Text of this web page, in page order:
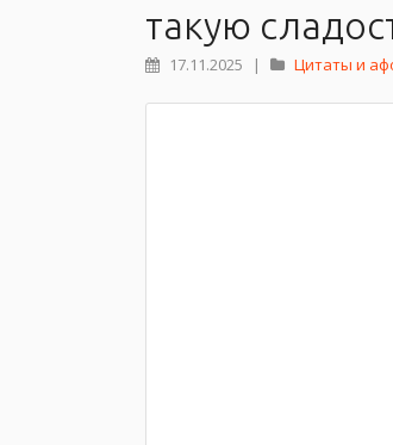
такую
17.11.2025 | Цитаты и